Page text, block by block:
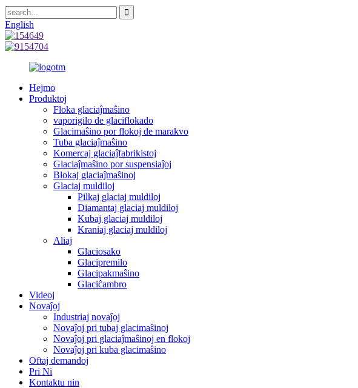
English
Hejmo
Produktoj
Floka glaciaĵmaŝino
vaporigilo de glaciflokado
Glacimaŝino por flokoj de marakvo
Tuba glaciaĵmaŝino
Komercaj glaciaĵfabrikistoj
Glaciaĵmaŝino por suspensiaĵoj
Blokaj glaciaĵmaŝinoj
Glaciaj muldiloj
Pilkaj glaciaj muldiloj
Diamantaj glaciaj muldiloj
Kubaj glaciaj muldiloj
Kraniaj glaciaj muldiloj
Aliaj
Glaciosako
Glacipremilo
Glacipakmaŝino
Glaciĉambro
Videoj
Novaĵoj
Industriaj novaĵoj
Novaĵoj pri tubaj glacimaŝinoj
Novaĵoj pri glaciaĵmaŝinoj en flokoj
Novaĵoj pri kuba glacimaŝino
Oftaj demandoj
Pri Ni
Kontaktu nin